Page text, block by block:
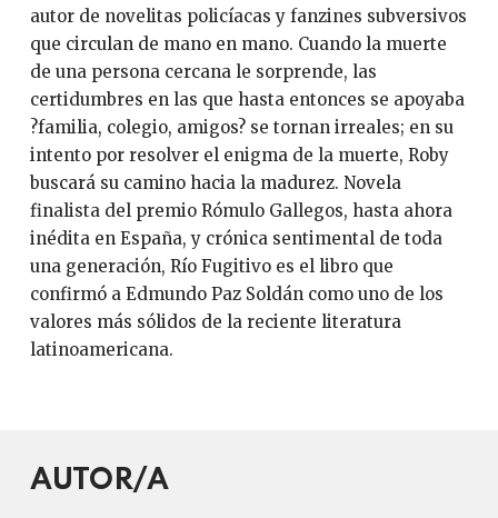
autor de novelitas policíacas y fanzines subversivos
que circulan de mano en mano. Cuando la muerte
de una persona cercana le sorprende, las
certidumbres en las que hasta entonces se apoyaba
?familia, colegio, amigos? se tornan irreales; en su
intento por resolver el enigma de la muerte, Roby
buscará su camino hacia la madurez. Novela
finalista del premio Rómulo Gallegos, hasta ahora
inédita en España, y crónica sentimental de toda
una generación, Río Fugitivo es el libro que
confirmó a Edmundo Paz Soldán como uno de los
valores más sólidos de la reciente literatura
latinoamericana.
AUTOR/A